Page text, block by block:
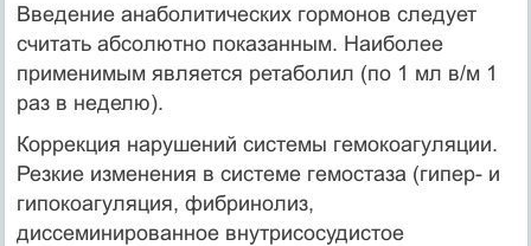
Введение анаболитических гормонов следует
считать абсо­лютно показанным. Наиболее
применимым является ретаболил (по 1 мл в/м 1
раз в неделю).
Коррекция нарушений системы гемокоагуляции.
Резкие из­менения в системе гемостаза (гипер- и
гипокоагуляция, фибринолиз,
диссеминированное внутрисосудистое